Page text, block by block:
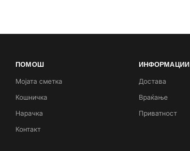
ПОМОШ
Мојата сметка
Кошничка
Нарачка
Контакт
ИНФОРМАЦИИ
Достава
Враќање
Приватност